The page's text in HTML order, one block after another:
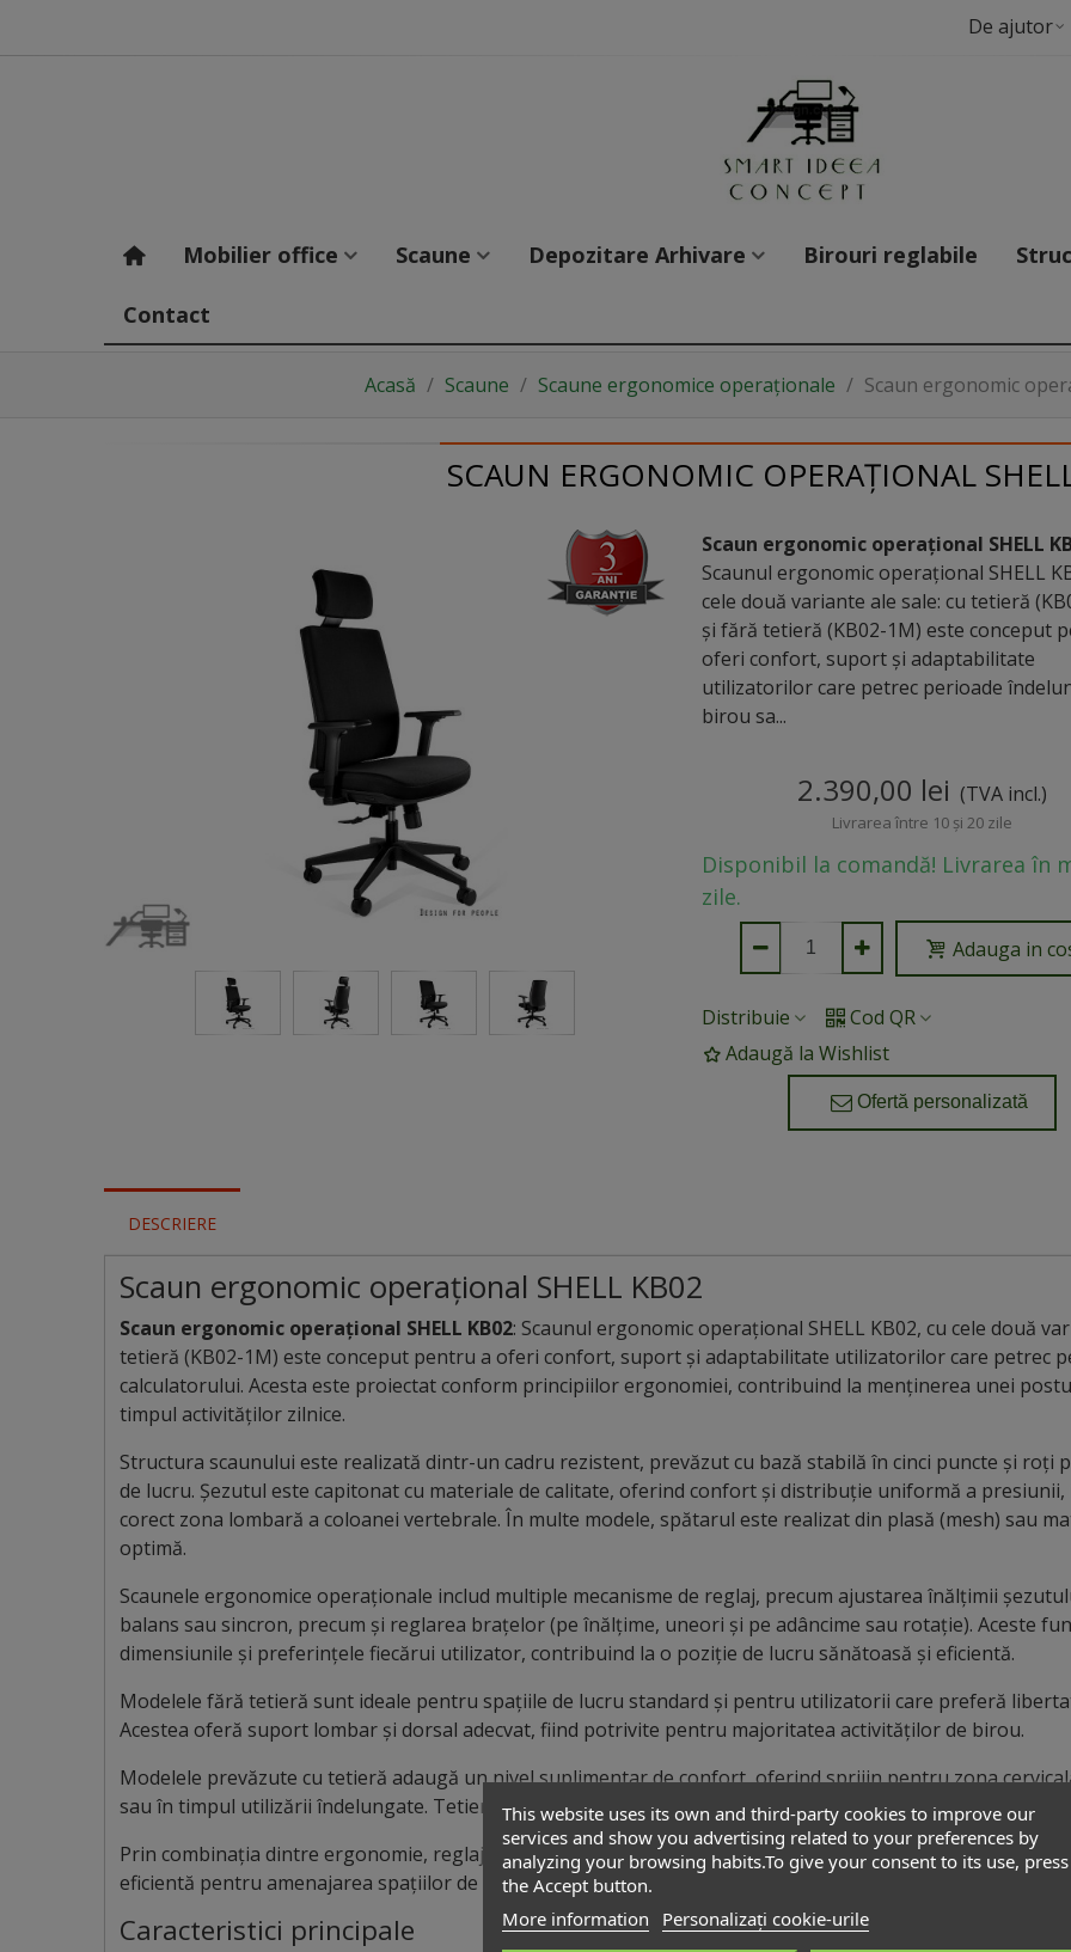
De ajutor
Mobilier office Scaune Depozitare Arhivare Birouri reglabile
Contact
Acasă / Scaune / Scaune ergonomice operaționale / Scaun ergonomic
SCAUN ERGONOMIC OPERAȚIONAL
Scaun ergonomic operațional SHELL
Scaunul ergonomic operațional SHELL
cele două variante ale sale: cu tetieră
și fără tetieră (KB02-1M) este conceput
oferi confort, suport și adaptabilitate
utilizatorilor care petrec perioade
birou sa...
2.390,00 lei (TVA incl.)
Livrarea între 10 și 20 zile
Disponibil la comandă! Livrarea în
zile.
Adauga in
Distribuie
Cod QR
Adaugă la Wishlist
Ofertă personalizată
DESCRIERE
Scaun ergonomic operațional SHELL KB02
Scaun ergonomic operațional SHELL KB02: Scaunul ergonomic operațional SHELL KB02, cu cele două
tetieră (KB02-1M) este conceput pentru a oferi confort, suport și adaptabilitate utilizatorilor care petrec
calculatorului. Acesta este proiectat conform principiilor ergonomiei, contribuind la menținerea unei
timpul activităților zilnice.
Structura scaunului este realizată dintr-un cadru rezistent, prevăzut cu bază stabilă în cinci puncte și
de lucru. Șezutul este capitonat cu materiale de calitate, oferind confort și distribuție uniformă a
corect zona lombară a coloanei vertebrale. În multe modele, spătarul este realizat din plasă (mesh) sau
optimă.
Scaunele ergonomice operaționale includ multiple mecanisme de reglaj, precum ajustarea înălțimii
balans sau sincron, precum și reglarea brațelor (pe înălțime, uneori și pe adâncime sau rotație). Aceste
dimensiunile și preferințele fiecărui utilizator, contribuind la o poziție de lucru sănătoasă și eficientă.
Modelele fără tetieră sunt ideale pentru spațiile de lucru standard și pentru utilizatorii care preferă
Acestea oferă suport lombar și dorsal adecvat, fiind potrivite pentru majoritatea activităților de birou.
Modelele prevăzute cu tetieră adaugă un nivel suplimentar de confort, oferind sprijin pentru zona
sau în timpul utilizării îndelungate. Tetiera este, de regulă, reglabilă pe înălțime și uneori pe unghi,
Prin combinația dintre ergonomie, reglaje multiple și materiale durabile, scaunele ergonomice
eficientă pentru amenajarea spațiilor de lucru moderne, contribuind la creșterea confortului,
Caracteristici principale
This website uses its own and third-party cookies to improve our
services and show you advertising related to your preferences by
analyzing your browsing habits.To give your consent to its use, press
the Accept button.
More information
Personalizați cookie-urile